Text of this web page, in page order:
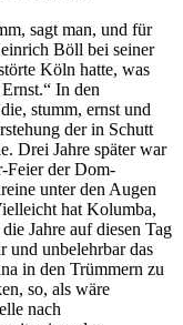
sagt man, und für
Böll bei seiner
Köln hatte, was
In den
stumm, ernst und
der in Schutt
Drei Jahre später war
Feier der Dom-
unter den Augen
hat Kolumba,
Jahre auf diesen Tag
und unbelehrbar das
in den Trümmern zu
so, als wäre
nach